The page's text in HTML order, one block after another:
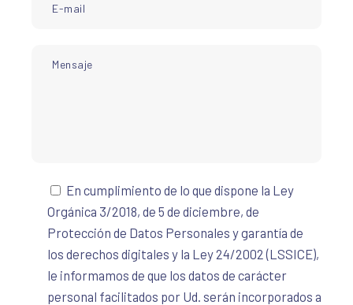
En cumplimiento de lo que dispone la Ley
Orgánica 3/2018, de 5 de diciembre, de
Protección de Datos Personales y garantía de
los derechos digitales y la Ley 24/2002 (LSSICE),
le informamos de que los datos de carácter
personal facilitados por Ud. serán incorporados a